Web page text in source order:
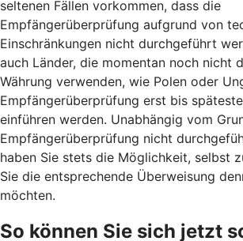
seltenen Fällen vorkommen, dass die
Empfängerüberprüfung aufgrund von
Einschränkungen nicht durchgeführt
auch Länder, die momentan noch nicht
Währung verwenden, wie Polen oder
Empfängerüberprüfung erst bis
einführen werden. Unabhängig vom
Empfängerüberprüfung nicht
haben Sie stets die Möglichkeit, selbst
Sie die entsprechende Überweisung
möchten.
So können Sie sich jetzt